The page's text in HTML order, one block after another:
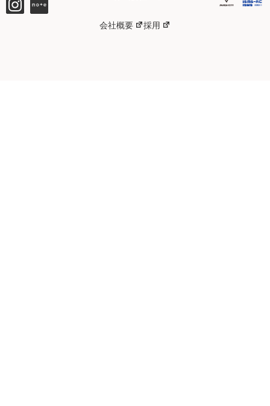
会社概要 採用